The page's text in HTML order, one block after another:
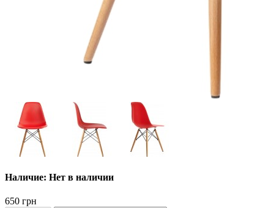
Наличие: Нет в наличии
650 грн